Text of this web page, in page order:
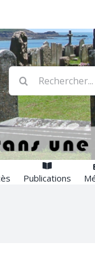
Rechercher:
Publications